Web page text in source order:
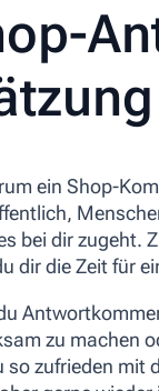
ein Shop-
bei dir zugeht.
dir die Zeit für
zu machen
so zufrieden